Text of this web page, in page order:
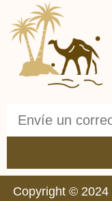
Copyright © 2024